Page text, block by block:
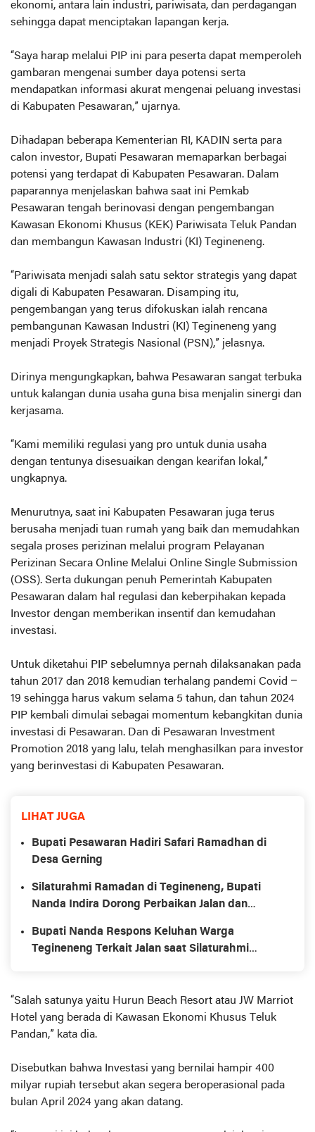
ekonomi, antara lain industri, pariwisata, dan perdagangan
sehingga dapat menciptakan lapangan kerja.
“Saya harap melalui PIP ini para peserta dapat memperoleh
gambaran mengenai sumber daya potensi serta
mendapatkan informasi akurat mengenai peluang investasi
di Kabupaten Pesawaran,” ujarnya.
Dihadapan beberapa Kementerian RI, KADIN serta para
calon investor, Bupati Pesawaran memaparkan berbagai
potensi yang terdapat di Kabupaten Pesawaran. Dalam
paparannya menjelaskan bahwa saat ini Pemkab
Pesawaran tengah berinovasi dengan pengembangan
Kawasan Ekonomi Khusus (KEK) Pariwisata Teluk Pandan
dan membangun Kawasan Industri (KI) Tegineneng.
“Pariwisata menjadi salah satu sektor strategis yang dapat
digali di Kabupaten Pesawaran. Disamping itu,
pengembangan yang terus difokuskan ialah rencana
pembangunan Kawasan Industri (KI) Tegineneng yang
menjadi Proyek Strategis Nasional (PSN),” jelasnya.
Dirinya mengungkapkan, bahwa Pesawaran sangat terbuka
untuk kalangan dunia usaha guna bisa menjalin sinergi dan
kerjasama.
“Kami memiliki regulasi yang pro untuk dunia usaha
dengan tentunya disesuaikan dengan kearifan lokal,”
ungkapnya.
Menurutnya, saat ini Kabupaten Pesawaran juga terus
berusaha menjadi tuan rumah yang baik dan memudahkan
segala proses perizinan melalui program Pelayanan
Perizinan Secara Online Melalui Online Single Submission
(OSS). Serta dukungan penuh Pemerintah Kabupaten
Pesawaran dalam hal regulasi dan keberpihakan kepada
Investor dengan memberikan insentif dan kemudahan
investasi.
Untuk diketahui PIP sebelumnya pernah dilaksanakan pada
tahun 2017 dan 2018 kemudian terhalang pandemi Covid –
19 sehingga harus vakum selama 5 tahun, dan tahun 2024
PIP kembali dimulai sebagai momentum kebangkitan dunia
investasi di Pesawaran. Dan di Pesawaran Investment
Promotion 2018 yang lalu, telah menghasilkan para investor
yang berinvestasi di Kabupaten Pesawaran.
LIHAT JUGA
Bupati Pesawaran Hadiri Safari Ramadhan di
Desa Gerning
Silaturahmi Ramadan di Tegineneng, Bupati
Nanda Indira Dorong Perbaikan Jalan dan
Bupati Nanda Respons Keluhan Warga
Tegineneng Terkait Jalan saat Silaturahmi
“Salah satunya yaitu Hurun Beach Resort atau JW Marriot
Hotel yang berada di Kawasan Ekonomi Khusus Teluk
Pandan,” kata dia.
Disebutkan bahwa Investasi yang bernilai hampir 400
milyar rupiah tersebut akan segera beroperasional pada
bulan April 2024 yang akan datang.